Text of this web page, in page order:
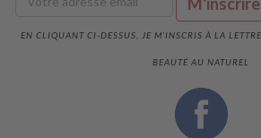
EN CLIQUANT CI-DESSUS, JE M'INSCRIS À LA
BEAUTÉ AU NATUREL